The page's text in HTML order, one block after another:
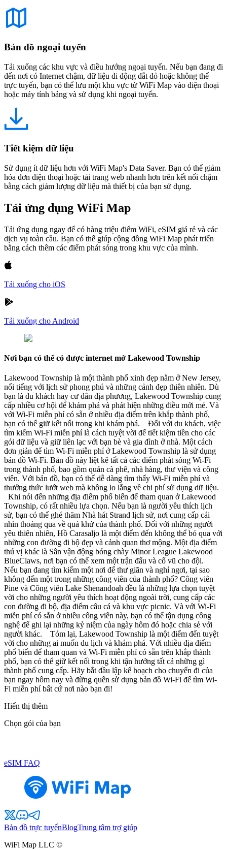
Bản đồ ngoại tuyến
Tải xuống các khu vực và điều hướng ngoại tuyến. Nếu bạn đang đi
đến nơi có Internet chậm, dữ liệu di động đắt đỏ hoặc không thể
trực tuyến, bạn có thể lưu một khu vực từ WiFi Map vào điện thoại
hoặc máy tính bảng và sử dụng khi ngoại tuyến.
Tiết kiệm dữ liệu
Sử dụng ít dữ liệu hơn với WiFi Map's Data Saver. Bạn có thể giảm
hóa đơn điện thoại hoặc tải trang web nhanh hơn trên kết nối chậm
bằng cách giảm lượng dữ liệu mà thiết bị của bạn sử dụng.
Tải ứng dụng WiFi Map
Tải ứng dụng ngay để có hàng triệu điểm WiFi, eSIM giá rẻ và các
dịch vụ toàn cầu. Bạn có thể giúp cộng đồng WiFi Map phát triển
bằng cách thêm các điểm phát sóng trong khu vực của mình.
Tải xuống cho iOS
Tải xuống cho Android
Nơi bạn có thể có được internet mở Lakewood Township
Lakewood Township là một thành phố xinh đẹp nằm ở New Jersey,
nổi tiếng với lịch sử phong phú và những cảnh đẹp thiên nhiên. Dù
bạn là du khách hay cư dân địa phương, Lakewood Township cung
cấp nhiều cơ hội để khám phá và phát hiện những điều mới mẻ. Và
với Wi-Fi miễn phí có sẵn ở nhiều địa điểm trên khắp thành phố,
bạn có thể giữ kết nối trong khi khám phá. Đối với du khách, việc
tìm kiếm Wi-Fi miễn phí là cách tuyệt vời để tiết kiệm tiền cho các
gói dữ liệu và giữ liên lạc với bạn bè và gia đình ở nhà. Một cách
đơn giản để tìm Wi-Fi miễn phí ở Lakewood Township là sử dụng
bản đồ Wi-Fi. Bản đồ này liệt kê tất cả các điểm phát sóng Wi-Fi
trong thành phố, bao gồm quán cà phê, nhà hàng, thư viện và công
viên. Với bản đồ, bạn có thể dễ dàng tìm thấy Wi-Fi miễn phí và
thưởng thức lướt web mà không lo lắng về chi phí sử dụng dữ liệu.
Khi nói đến những địa điểm phổ biến để tham quan ở Lakewood
Township, có rất nhiều lựa chọn. Nếu bạn là người yêu thích lịch
sử, bạn có thể ghé thăm Nhà hát Strand lịch sử, nơi cung cấp cái
nhìn thoáng qua về quá khứ của thành phố. Đối với những người
yêu thiên nhiên, Hồ Carasaljo là một điểm đến không thể bỏ qua với
những con đường đi bộ đẹp và cảnh quan thơ mộng. Một địa điểm
thú vị khác là Sân vận động bóng chày Minor League Lakewood
BlueClaws, nơi bạn có thể xem một trận đấu và cổ vũ cho đội.
Nếu bạn đang tìm kiếm một nơi để thư giãn và nghỉ ngơi, tại sao
không đến một trong những công viên của thành phố? Công viên
Pine và Công viên Lake Shenandoah đều là những lựa chọn tuyệt
vời cho những người yêu thích hoạt động ngoài trời, cung cấp các
con đường đi bộ, địa điểm câu cá và khu vực picnic. Và với Wi-Fi
miễn phí có sẵn ở nhiều công viên này, bạn có thể tận dụng công
nghệ để ghi lại những kỷ niệm của ngày hôm đó hoặc chia sẻ với
người khác. Tóm lại, Lakewood Township là một điểm đến tuyệt
vời cho những ai muốn du lịch và khám phá. Với nhiều địa điểm
phổ biến để tham quan và Wi-Fi miễn phí có sẵn trên khắp thành
phố, bạn có thể giữ kết nối trong khi tận hưởng tất cả những gì
thành phố cung cấp. Hãy bắt đầu lập kế hoạch cho chuyến đi của
bạn ngay hôm nay và đừng quên sử dụng bản đồ Wi-Fi để tìm Wi-
Fi miễn phí bất cứ nơi nào bạn đi!
Hiển thị thêm
Chọn gói của bạn
eSIM FAQ
Bản đồ trực tuyếnBlogTrung tâm trợ giúp
WiFi Map LLC ©